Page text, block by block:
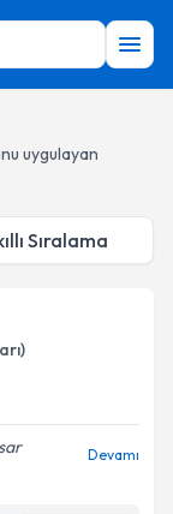
uygulayan
Sıralama
Devamı